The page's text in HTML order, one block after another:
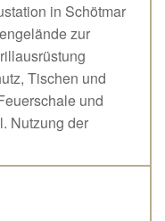
in Schötmar
zur
Tischen und
und
Nutzung der